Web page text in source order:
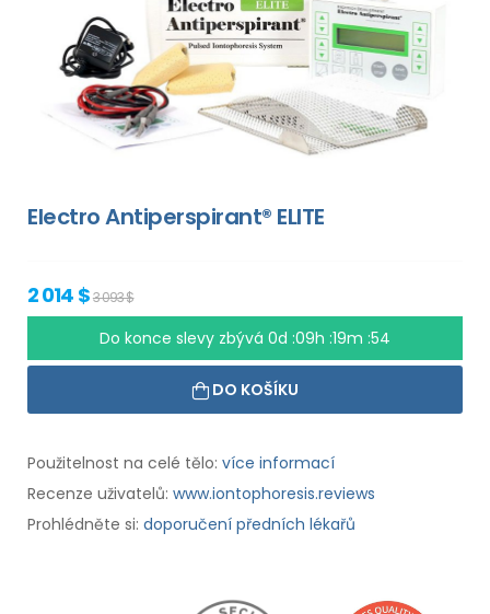
Electro Antiperspirant® ELITE
2 014 $3 093 $
Do konce slevy zbývá0d :09h :19m :53
DO KOŠÍKU
Použitelnost na celé tělo: více informací
Recenze uživatelů: www.iontophoresis.reviews
Prohlédněte si: doporučení předních lékařů